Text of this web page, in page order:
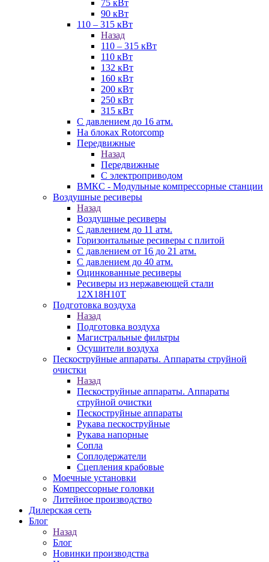
75 кВт
90 кВт
110 – 315 кВт
Назад
110 – 315 кВт
110 кВт
132 кВт
160 кВт
200 кВт
250 кВт
315 кВт
С давлением до 16 атм.
На блоках Rotorcomp
Передвижные
Назад
Передвижные
С электроприводом
ВМКС - Модульные компрессорные станции
Воздушные ресиверы
Назад
Воздушные ресиверы
С давлением до 11 атм.
Горизонтальные ресиверы с плитой
С давлением от 16 до 21 атм.
С давлением до 40 атм.
Оцинкованные ресиверы
Ресиверы из нержавеющей стали
12Х18Н10Т
Подготовка воздуха
Назад
Подготовка воздуха
Магистральные фильтры
Осушители воздуха
Пескоструйные аппараты. Аппараты струйной
очистки
Назад
Пескоструйные аппараты. Аппараты
струйной очистки
Пескоструйные аппараты
Рукава пескоструйные
Рукава напорные
Сопла
Соплодержатели
Сцепления крабовые
Моечные установки
Компрессорные головки
Литейное производство
Дилерская сеть
Блог
Назад
Блог
Новинки производства